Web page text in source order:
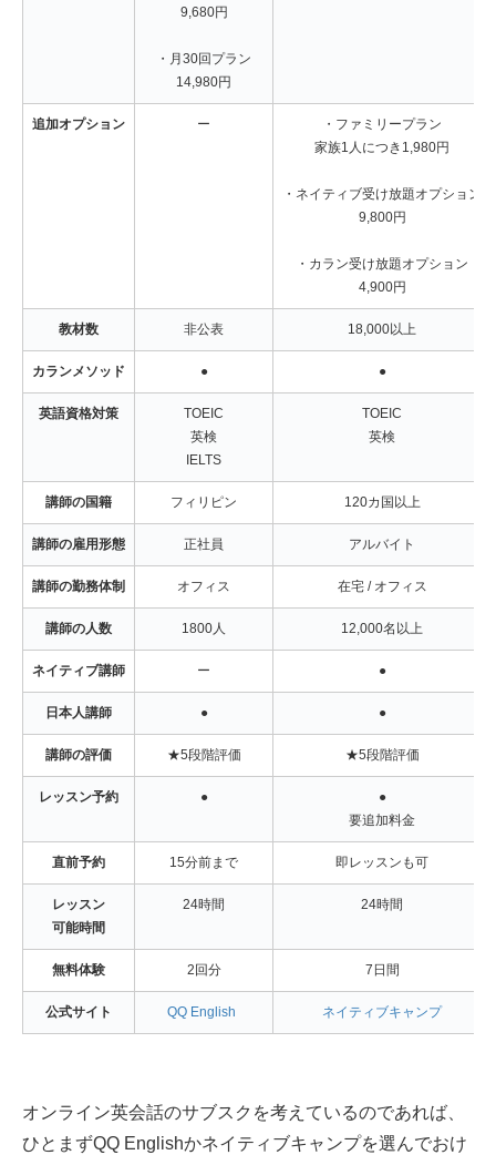
9,680円
・月30回プラン
14,980円
追加オプション ー
・ファミリープラン
家族1人につき1,980円
・ネイティブ受け放題オプション
9,800円
・カラン受け放題オプション
4,900円
教材数 非公表 18,000以上
カランメソッド ● ●
英語資格対策
TOEIC
英検
IELTS
TOEIC
英検
講師の国籍 フィリピン 120カ国以上
講師の雇用形態 正社員 アルバイト
講師の勤務体制 オフィス 在宅 / オフィス
講師の人数 1800人 12,000名以上
ネイティブ講師 ー ●
日本人講師 ● ●
講師の評価 ★5段階評価 ★5段階評価
レッスン予約 ●
●
要追加料金
直前予約 15分前まで 即レッスンも可
レッスン
可能時間
24時間 24時間
無料体験 2回分 7日間
公式サイト QQ English ネイティブキャンプ
オンライン英会話のサブスクを考えているのであれば、
ひとまずQQ Englishかネイティブキャンプを選んでおけ